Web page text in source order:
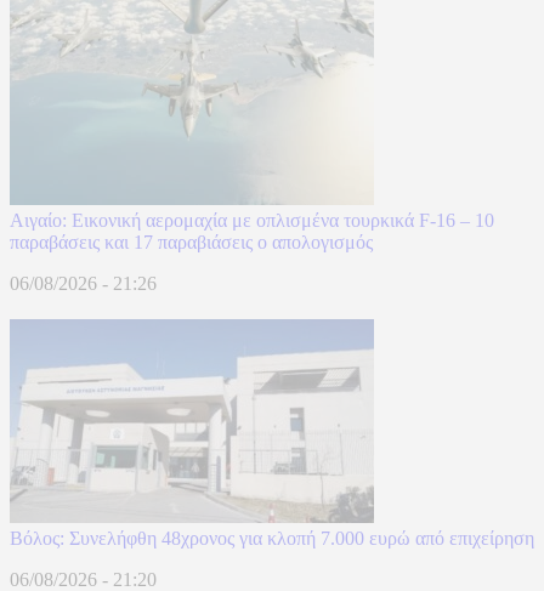
Αιγαίο: Εικονική αερομαχία με οπλισμένα τουρκικά F-16 – 10
παραβάσεις και 17 παραβιάσεις ο απολογισμός
06/08/2026 - 21:26
Βόλος: Συνελήφθη 48χρονος για κλοπή 7.000 ευρώ από επιχείρηση
06/08/2026 - 21:20